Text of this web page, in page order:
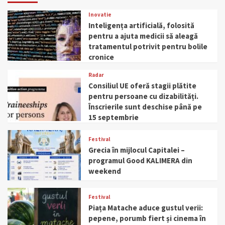
Inovatie
Inteligența artificială, folosită
pentru a ajuta medicii să aleagă
tratamentul potrivit pentru bolile
cronice
Radar
Consiliul UE oferă stagii plătite
pentru persoane cu dizabilități.
Înscrierile sunt deschise până pe
15 septembrie
Festival
Grecia în mijlocul Capitalei –
programul Good KALIMERA din
weekend
Festival
Piața Matache aduce gustul verii:
pepene, porumb fiert și cinema în